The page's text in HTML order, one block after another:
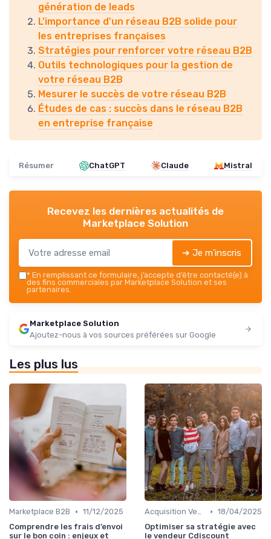
génération de leads
L'importance d'un réseau B2B solide pour
les entreprises françaises
Stratégies pour renforcer votre réseau B2B
Outils technologiques pour la gestion de
votre réseau B2B
Mesurer le succès de votre réseau B2B
Études de cas : succès dans le réseau B2B
en entreprise française
Résumer ChatGPT Claude Mistral
Recevez les dernières actualités de
Marketplace Solution
➔ Je m'inscris
* En remplissant ce formulaire, j’accepte d’être contacté(e) à
des fins commerciales par Marketplace Solution et ses
partenaires.
Marketplace Solution
Ajoutez-nous à vos sources préférées sur Google
Les plus lus
Marketplace B2B • 11/12/2025
Comprendre les frais d’envoi
sur le bon coin : enjeux et
Acquisition Vendeurs • 18/04/2025
Optimiser sa stratégie avec
le vendeur Cdiscount